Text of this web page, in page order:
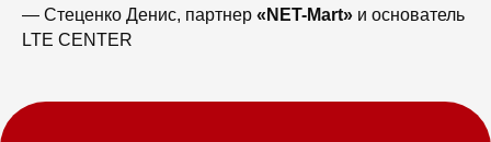
— Стеценко Денис, партнер «NET-Mart» и основатель
LTE CENTER